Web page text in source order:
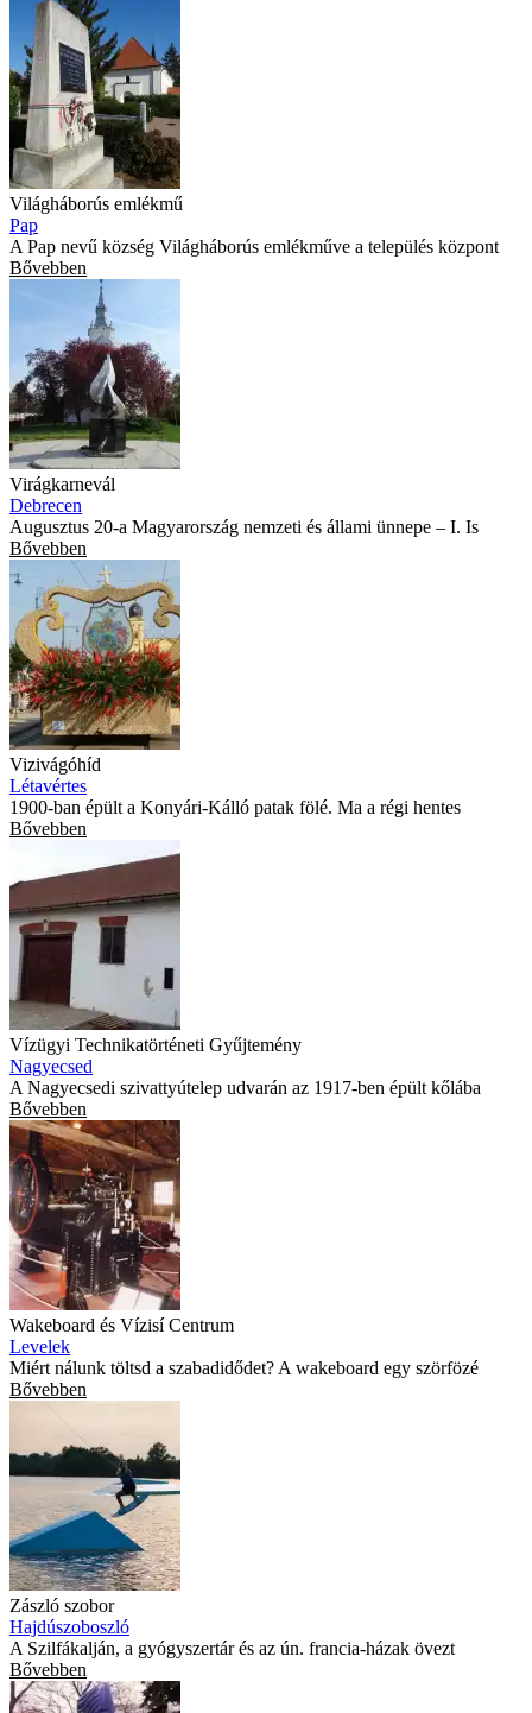
Világháborús emlékmű
Pap
A Pap nevű község Világháborús emlékműve a település központ
Bővebben
Virágkarnevál
Debrecen
Augusztus 20-a Magyarország nemzeti és állami ünnepe – I. Is
Bővebben
Vizivágóhíd
Létavértes
1900-ban épült a Konyári-Kálló patak fölé. Ma a régi hentes
Bővebben
Vízügyi Technikatörténeti Gyűjtemény
Nagyecsed
A Nagyecsedi szivattyútelep udvarán az 1917-ben épült kőlába
Bővebben
Wakeboard és Vízisí Centrum
Levelek
Miért nálunk töltsd a szabadidődet? A wakeboard egy szörfözé
Bővebben
Zászló szobor
Hajdúszoboszló
A Szilfákalján, a gyógyszertár és az ún. francia-házak övezt
Bővebben